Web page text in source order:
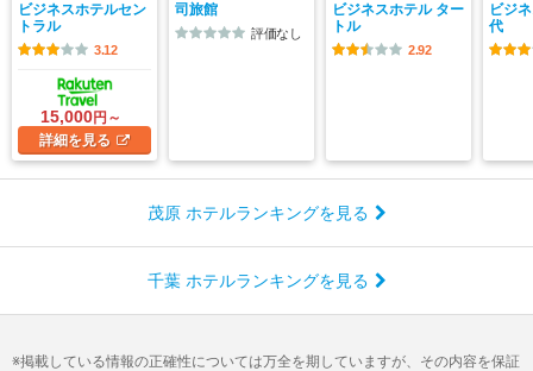
ビジネスホテルセン
トラル
3.12
15,000円～
詳細を見る
司旅館
評価なし
ビジネスホテル ター
トル
2.92
ビジ
代
茂原 ホテルランキングを見る
千葉 ホテルランキングを見る
掲載している情報の正確性については万全を期していますが、その内容を保証